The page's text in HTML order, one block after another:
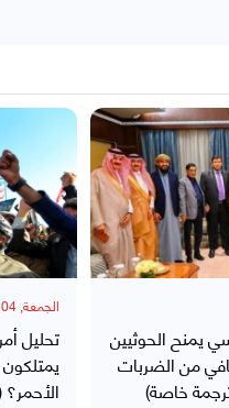
يمنح الحوثيين
من الضربات
خاصة)
الجمعة, 04 يوليو, 2025
تحليل
يمتلكون